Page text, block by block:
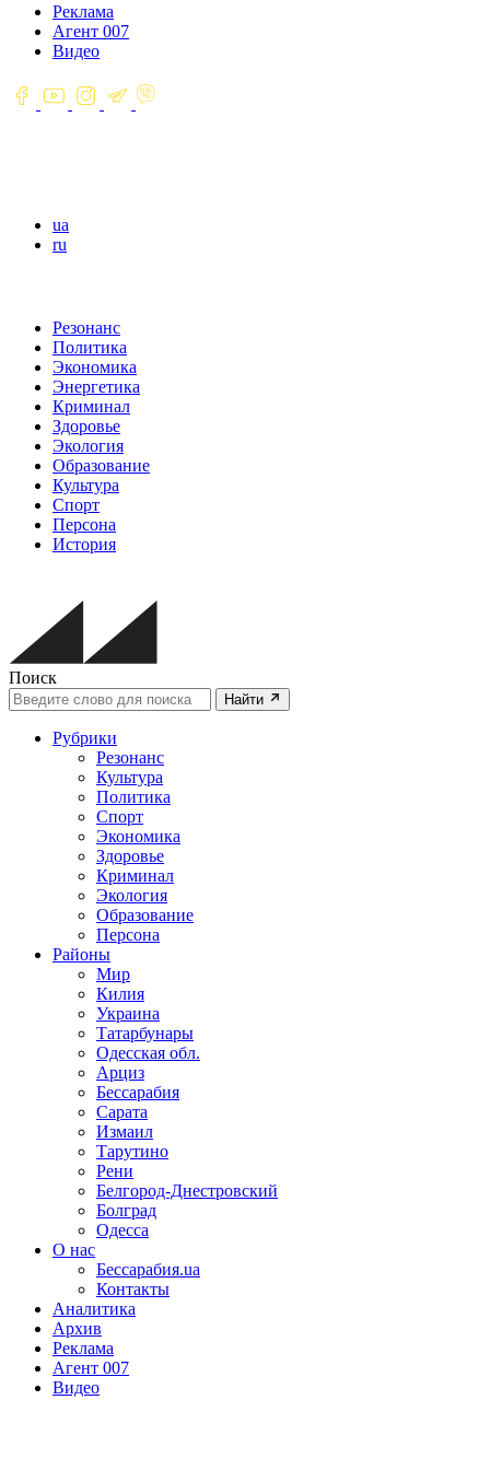
Реклама
Агент 007
Видео
ua
ru
Резонанс
Политика
Экономика
Энергетика
Криминал
Здоровье
Экология
Образование
Культура
Спорт
Персона
История
Поиск
Найти
Рубрики
Резонанс
Культура
Политика
Спорт
Экономика
Здоровье
Криминал
Экология
Образование
Персона
Районы
Мир
Килия
Украина
Татарбунары
Одесская обл.
Арциз
Бессарабия
Сарата
Измаил
Тарутино
Рени
Белгород-Днестровский
Болград
Одесса
О нас
Бессарабия.ua
Контакты
Аналитика
Архив
Реклама
Агент 007
Видео